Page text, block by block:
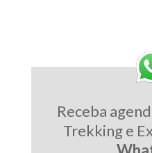
Receba
Trekking e